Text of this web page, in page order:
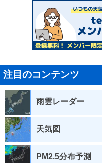
注目のコンテンツ
雨雲レーダー
天気図
PM2.5分布予測